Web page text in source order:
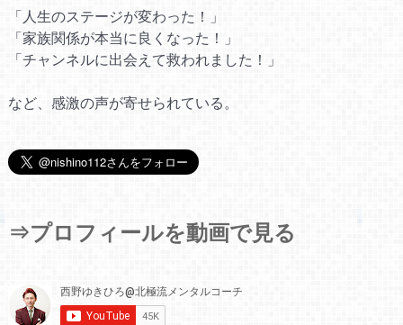
「人生のステージが変わった！」
「家族関係が本当に良くなった！」
「チャンネルに出会えて救われました！」
など、感激の声が寄せられている。
⇒プロフィールを動画で見る